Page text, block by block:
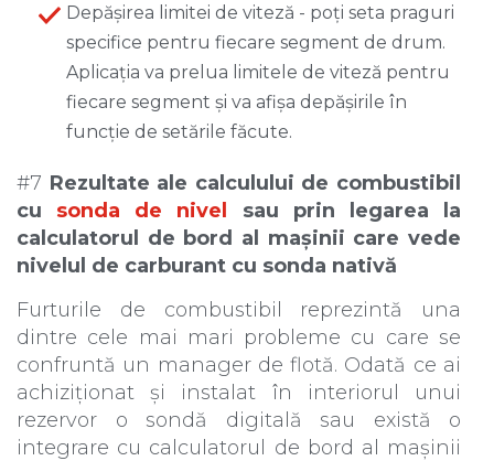
Depășirea limitei de viteză - poți seta praguri
specifice pentru fiecare segment de drum.
Aplicația va prelua limitele de viteză pentru
fiecare segment și va afișa depășirile în
funcție de setările făcute.
#7 Rezultate ale calculului de combustibil
cu sonda de nivel
sau prin legarea la
calculatorul de bord al mașinii care vede
nivelul de carburant cu sonda nativă
Furturile de combustibil reprezintă una
dintre cele mai mari probleme cu care se
confruntă un manager de flotă. Odată ce ai
achiziționat și instalat în interiorul unui
rezervor o sondă digitală sau există o
integrare cu calculatorul de bord al mașinii